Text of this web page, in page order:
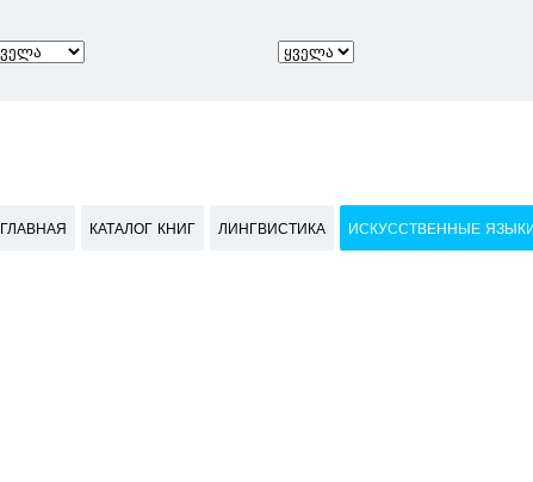
ГЛАВНАЯ КАТАЛОГ КНИГ ЛИНГВИСТИКА ИСКУССТВЕННЫЕ